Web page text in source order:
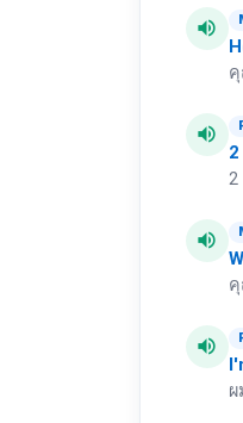
volume_up
volume_up
2
2
volume_up
volume_up